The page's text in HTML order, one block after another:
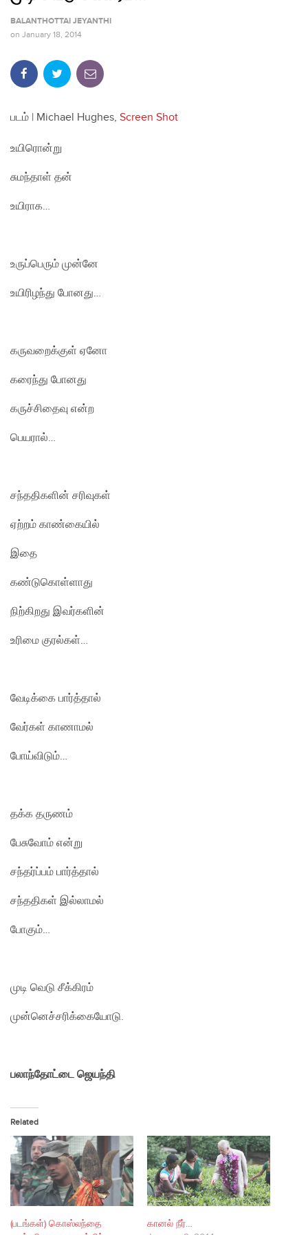
BALANTHOTTAI JEYANTHI
on January 18, 2014
படம் | Michael Hughes, Screen Shot
உயிரொன்று
சுமந்தாள் தன்
உயிராக…
உருப்பெரும் முன்னே
உயிரிழந்து போனது…
கருவறைக்குள் ஏனோ
கரைந்து போனது
கருச்சிதைவு என்ற
பெயரால்…
சந்ததிகளின் சரிவுகள்
ஏற்றம் காண்கையில்
இதை
கண்டுகொள்ளாது
நிற்கிறது இவர்களின்
உரிமை குரல்கள்…
வேடிக்கை பார்த்தால்
வேர்கள் காணாமல்
போய்விடும்…
தக்க தருணம்
பேசுவோம் என்று
சந்தர்ப்பம் பார்த்தால்
சந்ததிகள் இல்லாமல்
போகும்…
முடி வெடு சீக்கிரம்
முன்னெச்சரிக்கையோடு.
பலாந்தோட்டை ஜெயந்தி
Related
(படங்கள்) கொஸ்லந்தை
கானல் நீர்…